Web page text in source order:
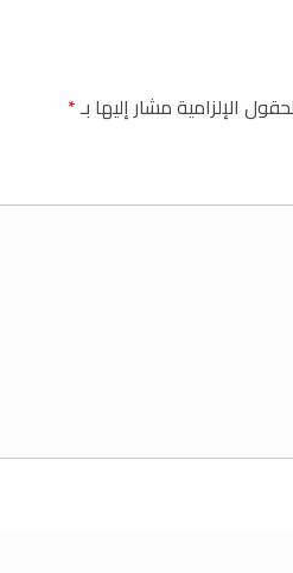
الإلزامية مشار إليها بـ*